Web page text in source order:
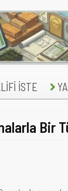
İSTE
Bir